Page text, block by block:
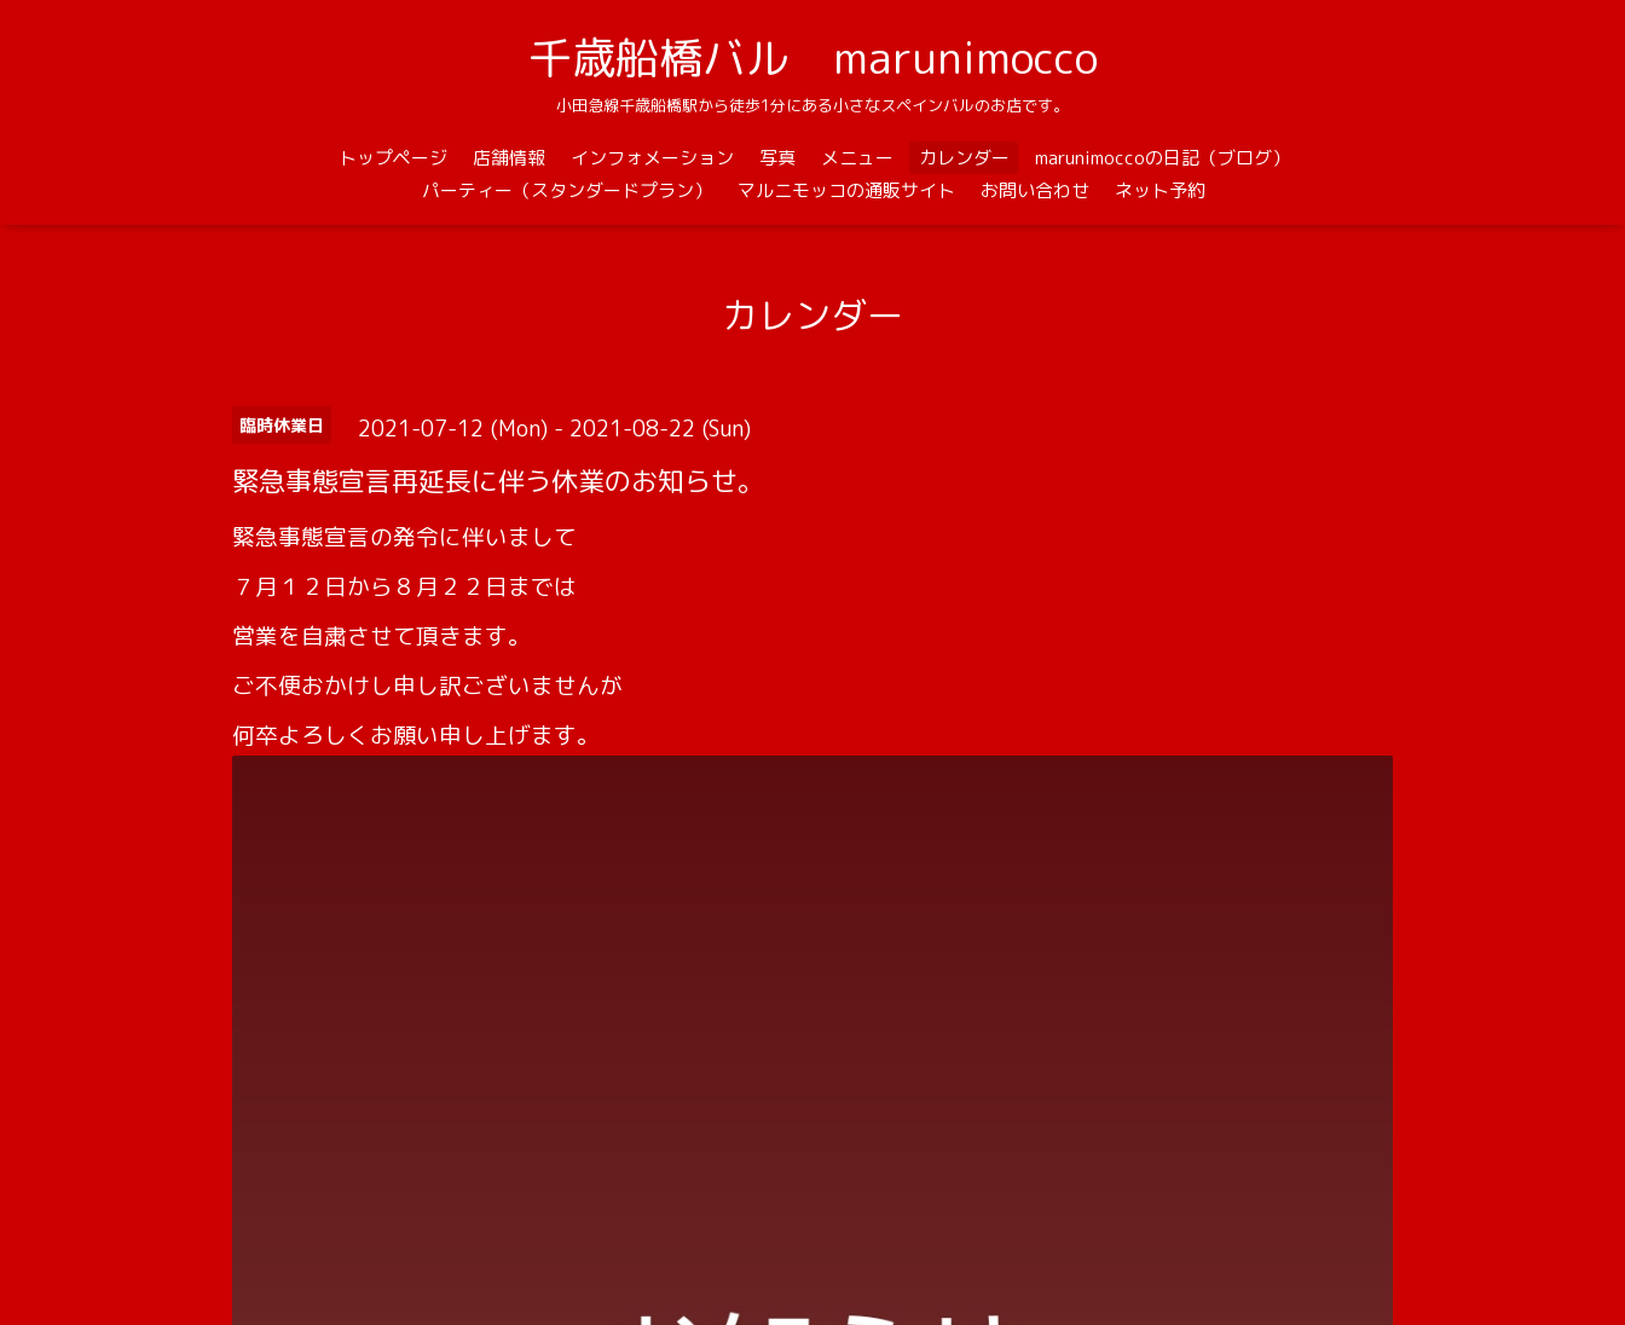
千歳船橋バル marunimocco
小田急線千歳船橋駅から徒歩1分にある小さなスペインバルのお店です。
トップページ 店舗情報 インフォメーション 写真 メニュー カレンダー
marunimoccoの日記（ブログ）
パーティー（スタンダードプラン）
マルニモッコの通販サイト お問い合わせ ネット予約
カレンダー
臨時休業日 2021-07-12 (Mon) - 2021-08-22 (Sun)
緊急事態宣言再延長に伴う休業のお知らせ。
緊急事態宣言の発令に伴いまして
７月１２日から８月２２日までは
営業を自粛させて頂きます。
ご不便おかけし申し訳ございませんが
何卒よろしくお願い申し上げます。